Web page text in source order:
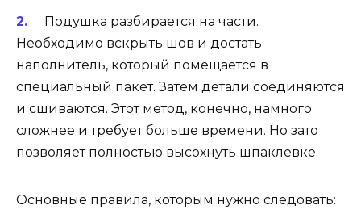
Подушка разбирается на части.
Необходимо вскрыть шов и достать
наполнитель, который помещается в
специальный пакет. Затем детали соединяются
и сшиваются. Этот метод, конечно, намного
сложнее и требует больше времени. Но зато
позволяет полностью высохнуть шпаклевке.
Основные правила, которым нужно следовать: